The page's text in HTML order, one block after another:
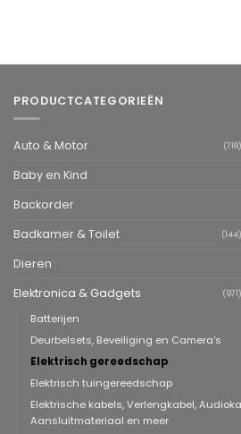
PRODUCTCATEGORIEËN
Auto & Motor (718)
Baby en Kind
Backorder
Badkamer & Toilet (144)
Dieren
Elektronica & Gadgets (971)
Batterijen
Deurbelsets, Beveiliging en Camera's
Elektrisch gereedschap
Elektrisch tuingereedschap
Elektrische kabels, Verlengkabel,
Aansluitmateriaal en meer